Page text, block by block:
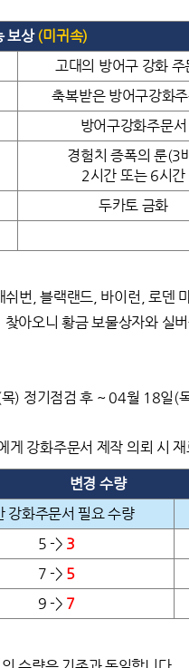
보상 (미귀속)
고대의 방어구 강화 주
축복받은 방어구강화
방어구강화주문서
경험치 증폭의 룬(3
2시간 또는 6시간
두카토 금화
번, 블랙랜드, 바이런, 로덴
아오니 황금 보물상자와 실
정기점검 후 ~ 04월 18일(
강화주문서 제작 의뢰 시
변경 수량
강화주문서 필요 수량
5 -> 3
7 -> 5
9 -> 7